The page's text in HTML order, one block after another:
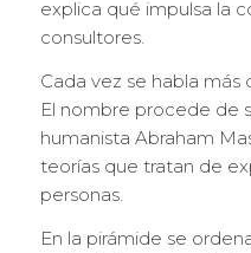
explica qué impulsa la
consultores.
Cada vez se habla más
El nombre procede de
humanista Abraham
teorías que tratan de
personas.
En la pirámide se